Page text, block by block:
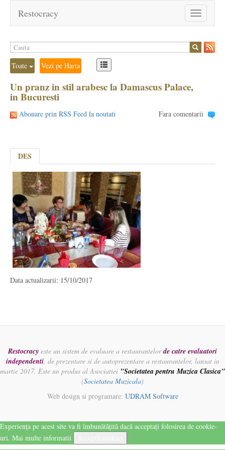
Toggle
navigation
Restocracy
Toate Vezi pe Harta
Un pranz in stil arabesc la Damascus Palace,
in Bucuresti
Abonare prin RSS Feed la noutati Fara comentarii
DES
Data actualizarii: 15/10/2017
Restocracy este un sistem de evaluare a restaurantelorde catre evaluatori
independenti, de prezentare si de autoprezentare a restaurantelor, lansat in
martie 2017. Este un produs al Asociatiei "Societatea pentru Muzica Clasica"
(Societatea Muzicala)
Web design si programare: UDRAM Software
Experiența pe acest site va fi îmbunătățită dacă acceptați folosirea de cookie-
uri. Mai multe informatii